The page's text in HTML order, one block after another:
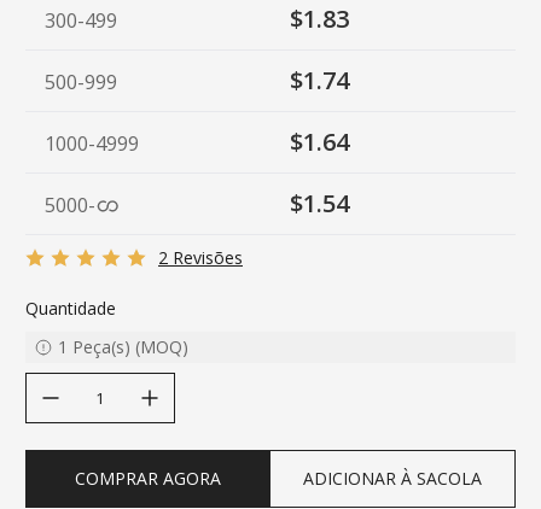
300-499 $1.83
500-999 $1.74
1000-4999 $1.64
5000- $1.54
2 Revisões
Quantidade
1 Peça(s) (MOQ)
COMPRAR AGORA ADICIONAR À SACOLA